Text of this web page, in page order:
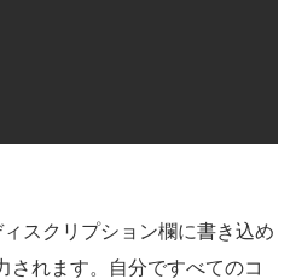
スクリプション欄に書き込め
されます。自分ですべてのコ